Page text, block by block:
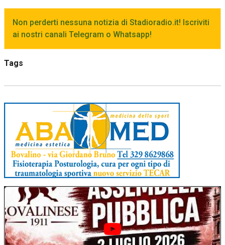
Non perderti nessuna notizia di Stadioradio.it! Iscriviti
ai nostri canali Telegram o Whatsapp!
Tags